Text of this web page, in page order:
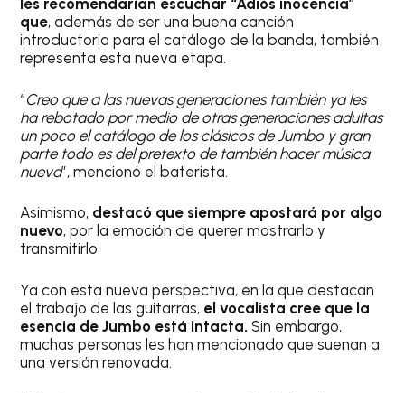
les recomendarían escuchar “Adiós inocencia”
que, además de ser una buena canción
introductoria para el catálogo de la banda, también
representa esta nueva etapa.
“Creo que a las nuevas generaciones también ya les
ha rebotado por medio de otras generaciones adultas
un poco el catálogo de los clásicos de Jumbo y gran
parte todo es del pretexto de también hacer música
nueva”, mencionó el baterista.
Asimismo, destacó que siempre apostará por algo
nuevo, por la emoción de querer mostrarlo y
transmitirlo.
Ya con esta nueva perspectiva, en la que destacan
el trabajo de las guitarras, el vocalista cree que la
esencia de Jumbo está intacta. Sin embargo,
muchas personas les han mencionado que suenan a
una versión renovada.